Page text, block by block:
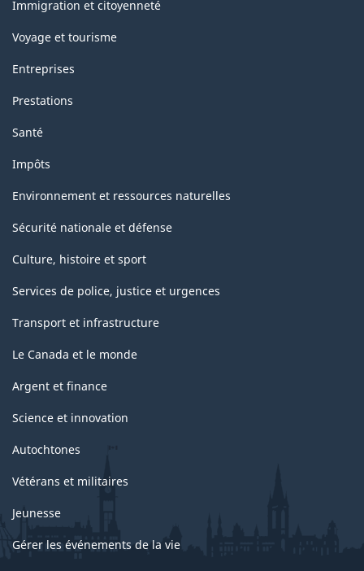
Immigration et citoyenneté
Voyage et tourisme
Entreprises
Prestations
Santé
Impôts
Environnement et ressources naturelles
Sécurité nationale et défense
Culture, histoire et sport
Services de police, justice et urgences
Transport et infrastructure
Le Canada et le monde
Argent et finance
Science et innovation
Autochtones
Vétérans et militaires
Jeunesse
Gérer les événements de la vie